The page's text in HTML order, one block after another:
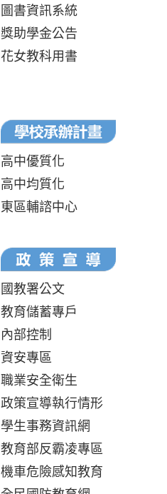
圖書資訊系統
獎助學金公告
花女教科用書
高中優質化
高中均質化
東區輔諮中心
國教署公文
教育儲蓄專戶
內部控制
資安專區
職業安全衛生
政策宣導執行情形
學生事務資訊網
教育部反霸凌專區
機車危險感知教育